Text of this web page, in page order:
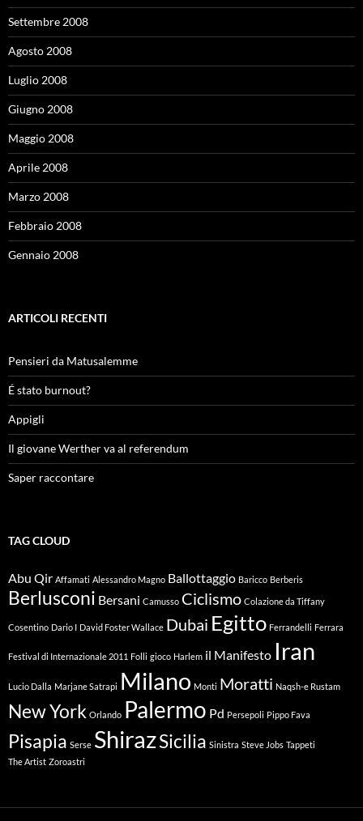
Settembre 2008
Agosto 2008
Luglio 2008
Giugno 2008
Maggio 2008
Aprile 2008
Marzo 2008
Febbraio 2008
Gennaio 2008
ARTICOLI RECENTI
Pensieri da Matusalemme
É stato burnout?
Appigli
Il giovane Werther va al referendum
Saper raccontare
TAG CLOUD
Abu Qir Affamati Alessandro Magno Ballottaggio Baricco Berberis
Berlusconi Bersani Camusso Ciclismo Colazione da Tiffany
Cosentino Dario I David Foster Wallace Dubai Egitto Ferrandelli Ferrara
Festival di Internazionale 2011 Folli gioco Harlem il Manifesto Iran
Lucio Dalla Marjane Satrapi Milano Monti Moratti Naqsh-e Rustam
New York Orlando Palermo Pd Persepoli Pippo Fava
Pisapia Serse ShirazSicilia Sinistra Steve Jobs Tappeti
The Artist Zoroastri